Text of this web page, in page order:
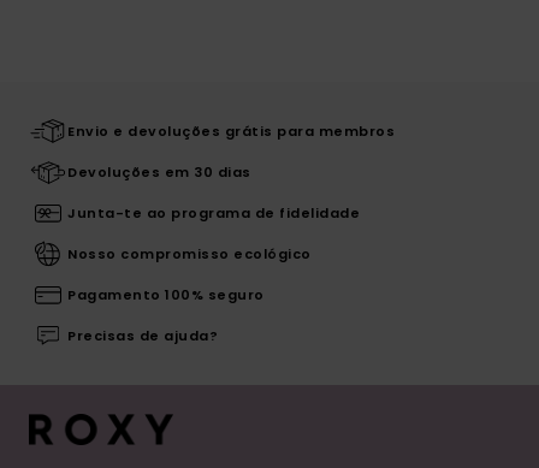
Envio e devoluções grátis para membros
Devoluções em 30 dias
Junta-te ao programa de fidelidade
Nosso compromisso ecológico
Pagamento 100% seguro
Precisas de ajuda?